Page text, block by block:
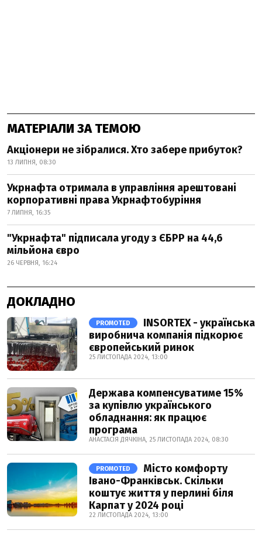
МАТЕРІАЛИ ЗА ТЕМОЮ
Акціонери не зібралися. Хто забере прибуток?
13 ЛИПНЯ, 08:30
Укрнафта отримала в управління арештовані
корпоративні права Укрнафтобуріння
7 ЛИПНЯ, 16:35
"Укрнафта" підписала угоду з ЄБРР на 44,6
мільйона євро
26 ЧЕРВНЯ, 16:24
ДОКЛАДНО
PROMOTED
INSORTEX - українська
виробнича компанія підкорює
європейський ринок
25 ЛИСТОПАДА 2024, 13:00
Держава компенсуватиме 15%
за купівлю українського
обладнання: як працює
програма
АНАСТАСІЯ ДЯЧКІНА, 25 ЛИСТОПАДА 2024, 08:30
PROMOTED
Місто комфорту
Івано-Франківськ. Скільки
коштує життя у перлині біля
Карпат у 2024 році
22 ЛИСТОПАДА 2024, 13:00